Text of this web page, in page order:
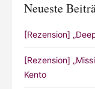
Neueste
[Rezension]
[Rezension]
Kento